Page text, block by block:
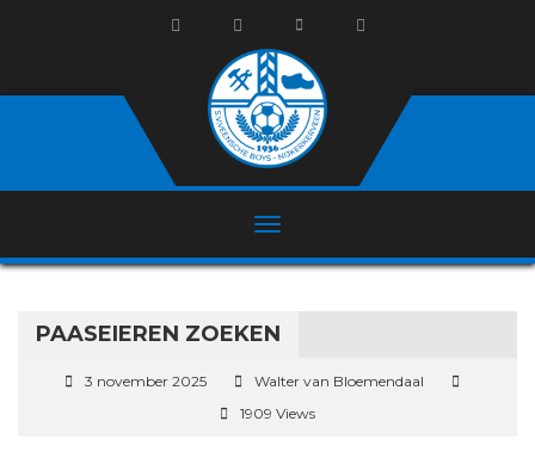
PAASEIEREN ZOEKEN
3 november 2025
Walter van Bloemendaal
1909 Views